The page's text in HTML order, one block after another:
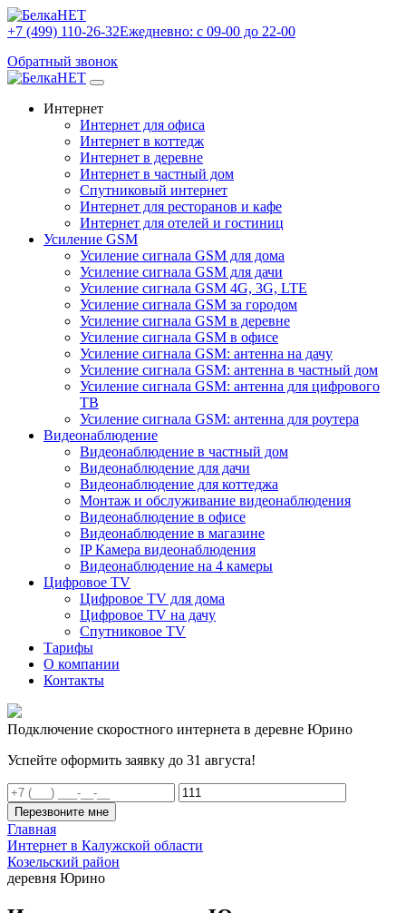
+7 (499) 110-26-32Ежедневно: с 09-00 до 22-00
Обратный звонок
Интернет
Интернет для офиса
Интернет в коттедж
Интернет в деревне
Интернет в частный дом
Спутниковый интернет
Интернет для ресторанов и кафе
Интернет для отелей и гостиниц
Усиление GSM
Усиление сигнала GSM для дома
Усиление сигнала GSM для дачи
Усиление сигнала GSM 4G, 3G, LTE
Усиление сигнала GSM за городом
Усиление сигнала GSM в деревне
Усиление сигнала GSM в офисе
Усиление сигнала GSM: антенна на дачу
Усиление сигнала GSM: антенна в частный дом
Усиление сигнала GSM: антенна для цифрового
ТВ
Усиление сигнала GSM: антенна для роутера
Видеонаблюдение
Видеонаблюдение в частный дом
Видеонаблюдение для дачи
Видеонаблюдение для коттеджа
Монтаж и обслуживание видеонаблюдения
Видеонаблюдение в офисе
Видеонаблюдение в магазине
IP Камера видеонаблюдения
Видеонаблюдение на 4 камеры
Цифровое TV
Цифровое TV для дома
Цифровое TV на дачу
Спутниковое TV
Тарифы
О компании
Контакты
Подключение скоростного интернета в деревне Юрино
Успейте оформить заявку до 31 августа!
Перезвоните мне
Главная
Интернет в Калужской области
Козельский район
деревня Юрино